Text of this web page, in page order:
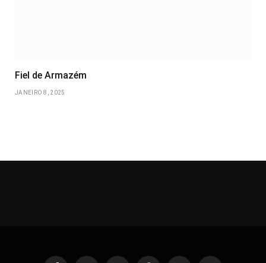
Fiel de Armazém
JANEIRO 8, 2025